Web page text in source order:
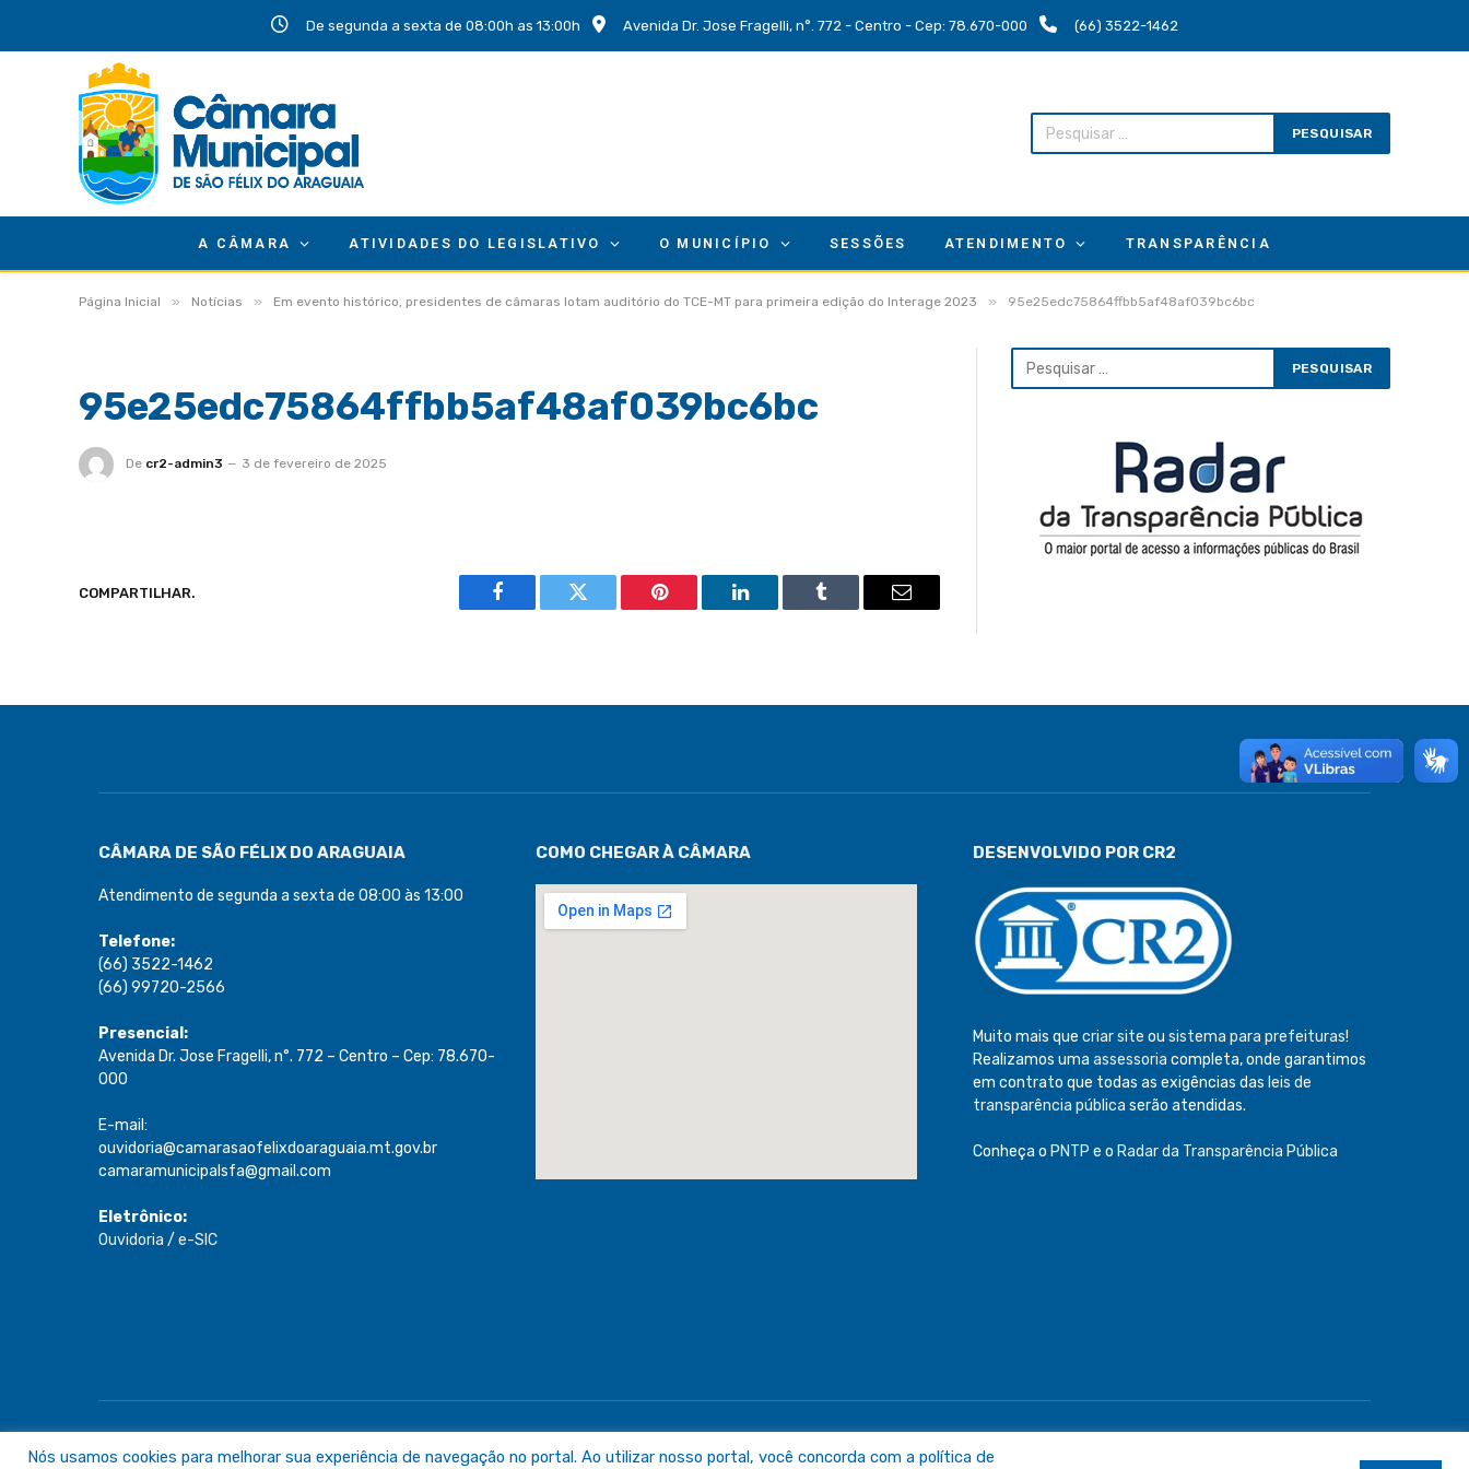
De segunda a sexta de 08:00h as 13:00h Avenida Dr. Jose Fragelli, n°. 772 - Centro - Cep: 78.670-000 (66) 3522-1462
A CÂMARA ATIVIDADES DO LEGISLATIVO O MUNICÍPIO SESSÕES ATENDIMENTO TRANSPARÊNCIA
Página Inicial » Notícias » Em evento histórico, presidentes de câmaras lotam auditório do TCE-MT para primeira edição do Interage 2023 » 95e25edc75864ffbb5af48af039bc6bc
95e25edc75864ffbb5af48af039bc6bc
De cr2-admin3 3 de fevereiro de 2025
COMPARTILHAR.
Facebook Twitter Pinterest LinkedIn Tumblr Email
CÂMARA DE SÃO FÉLIX DO ARAGUAIA
Atendimento de segunda a sexta de 08:00 às 13:00
Telefone:
(66) 3522-1462
(66) 99720-2566
Presencial:
Avenida Dr. Jose Fragelli, n°. 772 – Centro – Cep: 78.670-
000
E-mail:
ouvidoria@camarasaofelixdoaraguaia.mt.gov.br
camaramunicipalsfa@gmail.com
Eletrônico:
Ouvidoria / e-SIC
COMO CHEGAR À CÂMARA DESENVOLVIDO POR CR2
Muito mais que criar site ou sistema para prefeituras!
Realizamos uma assessoria completa, onde garantimos
em contrato que todas as exigências das leis de
transparência pública serão atendidas.
Conheça o PNTP e o Radar da Transparência Pública
Nós usamos cookies para melhorar sua experiência de navegação no portal. Ao utilizar nosso portal, você concorda com a política de